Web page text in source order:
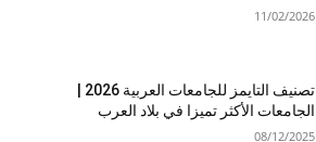
11/02/2026
الجامعات الأكثر تميزا في بلاد العرب
08/12/2025